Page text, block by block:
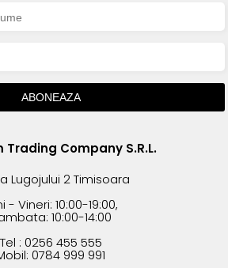
Company S.R.L.
Lugojului 2 Timisoara
- Vineri: 10:00-19:00,
10:00-14:00
Tel : 0256 455 555
0784 999 991